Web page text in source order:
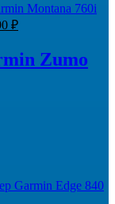
Montana 760i
₽Текущая
94
990 ₽.Zumo
Garmin Edge 840